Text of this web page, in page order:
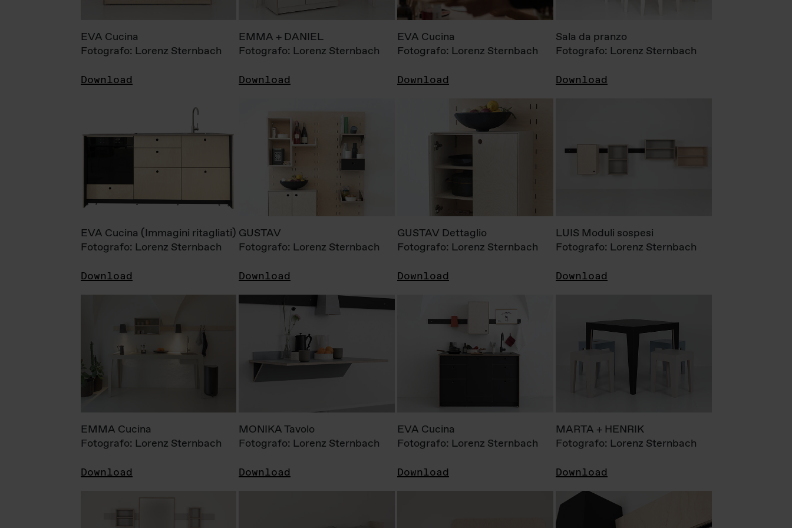
EVA Cucina
Fotografo: Lorenz Sternbach
Download
EMMA + DANIEL
Fotografo: Lorenz Sternbach
Download
EVA Cucina
Fotografo: Lorenz Sternbach
Download
Sala da pranzo
Fotografo: Lorenz Sternbach
Download
EVA Cucina (Immagini ritagliati)
Fotografo: Lorenz Sternbach
Download
GUSTAV
Fotografo: Lorenz Sternbach
Download
GUSTAV Dettaglio
Fotografo: Lorenz Sternbach
Download
LUIS Moduli sospesi
Fotografo: Lorenz Sternbach
Download
EMMA Cucina
Fotografo: Lorenz Sternbach
Download
MONIKA Tavolo
Fotografo: Lorenz Sternbach
Download
EVA Cucina
Fotografo: Lorenz Sternbach
Download
MARTA + HENRIK
Fotografo: Lorenz Sternbach
Download